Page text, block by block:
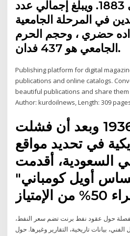
تأسست في 1883. ويبلغ إجمالي عدد
في المرحلة الجامعية
وإعداده حضري ، وحجم الحرم
الجامعي هو 437 فدان.
Publishing platform for digital
publications and online catalogs.
beautiful publications and share
Author: kurdoilnews, Length: 309
وفي عام 1936 وبعد أن فشلت
في تحديد مواقع
السعودية، أقدمت
أويل كومباني"
حول عقود نفط برنت تضم سعر النفط،
الفني، بيانات تاريخية، التقارير وغيرها. حول